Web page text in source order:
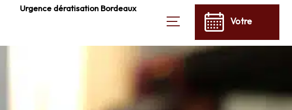
Urgence dératisation Bordeaux
Votre